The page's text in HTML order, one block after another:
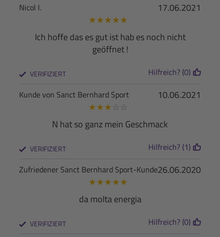
17.06.2021
Nicol I.
★★★★★
Ich hoffe das es gut ist hab es noch nicht
geöffnet !
VERIFIZIERT Hilfreich? (0)
10.06.2021
Kunde von Sanct Bernhard Sport
★★★☆☆
N hat so ganz mein Geschmack
VERIFIZIERT Hilfreich? (1)
26.06.2020
Zufriedener Sanct Bernhard Sport-Kunde
★★★★★
da molta energia
VERIFIZIERT Hilfreich? (0)